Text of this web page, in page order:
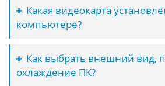
Какая видеокарта
компьютере?
Как выбрать внешний вид,
охлаждение ПК?